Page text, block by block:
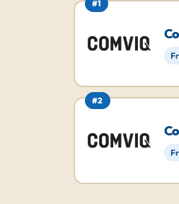
#1
#2